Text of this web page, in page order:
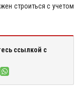
строиться с учетом
ссылкой с